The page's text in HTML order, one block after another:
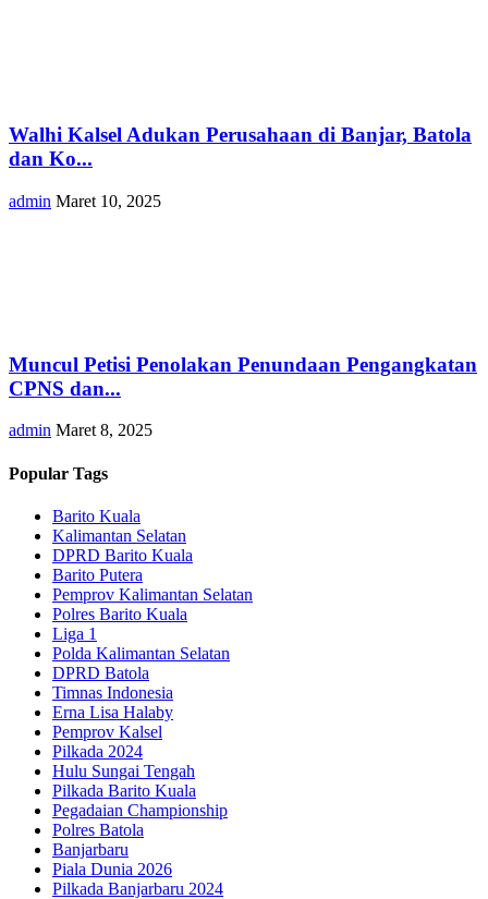
Walhi Kalsel Adukan Perusahaan di Banjar, Batola
dan Ko...
admin Maret 10, 2025
Muncul Petisi Penolakan Penundaan Pengangkatan
CPNS dan...
admin Maret 8, 2025
Popular Tags
Barito Kuala
Kalimantan Selatan
DPRD Barito Kuala
Barito Putera
Pemprov Kalimantan Selatan
Polres Barito Kuala
Liga 1
Polda Kalimantan Selatan
DPRD Batola
Timnas Indonesia
Erna Lisa Halaby
Pemprov Kalsel
Pilkada 2024
Hulu Sungai Tengah
Pilkada Barito Kuala
Pegadaian Championship
Polres Batola
Banjarbaru
Piala Dunia 2026
Pilkada Banjarbaru 2024